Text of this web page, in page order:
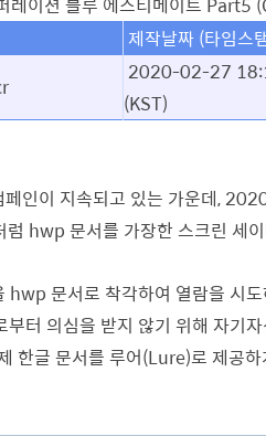
제작날짜 (타임스
2020-02-27 18
(KST)
페인이 지속되고 있는 가운데,
럼 hwp 문서를 가장한 스크린 세
hwp 문서로 착각하여 열람을 시
부터 의심을 받지 않기 위해 자기
한글 문서를 루어(Lure)로 제공